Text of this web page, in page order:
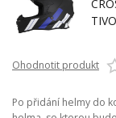
Ohodnotit produkt
Po přidání helmy do